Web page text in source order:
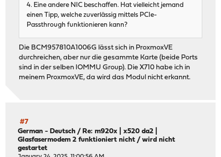
4. Eine andere NIC beschaffen. Hat vielleicht jemand
einen Tipp, welche zuverlässig mittels PCIe-
Passthrough funktionieren kann?
Die BCM957810A1006G lässt sich in ProxmoxVE
durchreichen, aber nur die gesammte Karte (beide Ports
sind in der selben IOMMU Group). Die X710 habe ich in
meinem ProxmoxVE, da wird das Modul nicht erkannt.
#7
German - Deutsch / Re: m920x | x520 da2 |
Glasfasermodem 2 funktioniert nicht / wird nicht
gestartet